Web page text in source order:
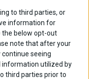
to third parties, or
information for
the below opt-out
note that after your
seeing
information utilized by
third parties prior to
την ψυχή…
βολικές ερμηνείες